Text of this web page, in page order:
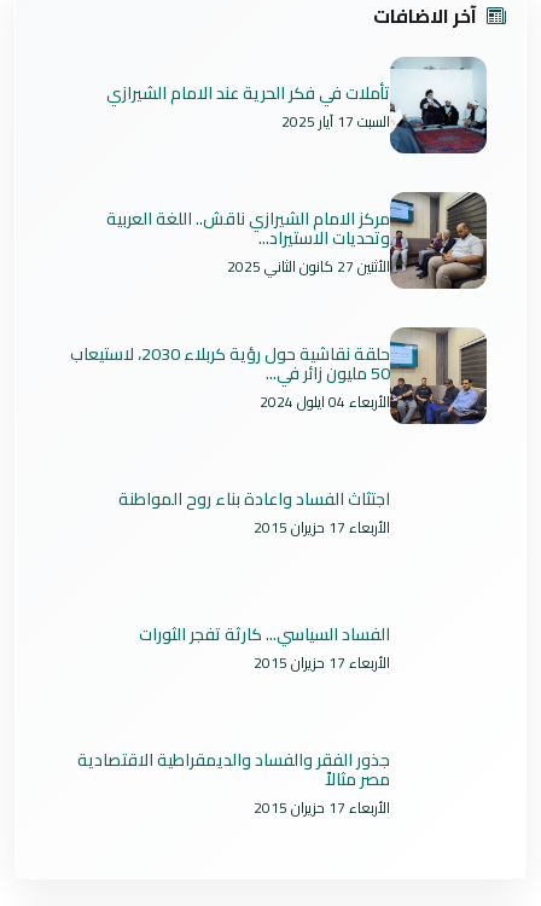
آخر الاضافات
تأملات في فكر الحرية عند الامام الشيرازي
السبت 17 آيار 2025
مركز الامام الشيرازي ناقش.. اللغة العربية
وتحديات الاستيراد...
الأثنين 27 كانون الثاني 2025
حلقة نقاشية حول رؤية كربلاء 2030، لاستيعاب
50 مليون زائر في...
الأربعاء 04 ايلول 2024
اجتثاث الفساد واعادة بناء روح المواطنة
الأربعاء 17 حزيران 2015
الفساد السياسي... كارثة تفجر الثورات
الأربعاء 17 حزيران 2015
جذور الفقر والفساد والديمقراطية الاقتصادية
مصر مثالاً
الأربعاء 17 حزيران 2015